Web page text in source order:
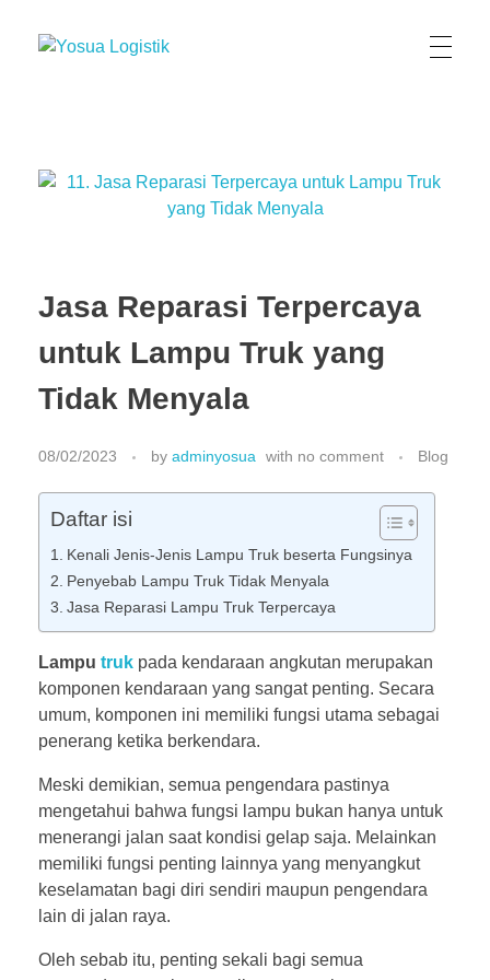
Jasa Reparasi Terpercaya
untuk Lampu Truk yang
Tidak Menyala
08/02/2023 by adminyosua with no comment Blog
Daftar isi
Kenali Jenis-Jenis Lampu Truk beserta Fungsinya
Penyebab Lampu Truk Tidak Menyala
Jasa Reparasi Lampu Truk Terpercaya
Lampu truk pada kendaraan angkutan merupakan
komponen kendaraan yang sangat penting. Secara
umum, komponen ini memiliki fungsi utama sebagai
penerang ketika berkendara.
Meski demikian, semua pengendara pastinya
mengetahui bahwa fungsi lampu bukan hanya untuk
menerangi jalan saat kondisi gelap saja. Melainkan
memiliki fungsi penting lainnya yang menyangkut
keselamatan bagi diri sendiri maupun pengendara
lain di jalan raya.
Oleh sebab itu, penting sekali bagi semua